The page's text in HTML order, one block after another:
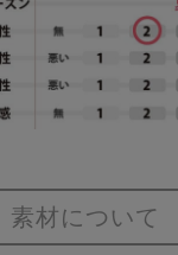
素材について